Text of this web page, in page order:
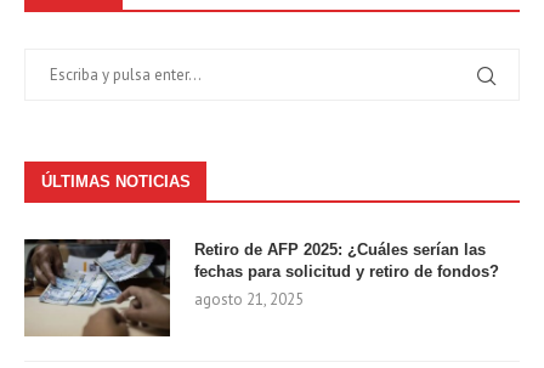
ÚLTIMAS NOTICIAS
Retiro de AFP 2025: ¿Cuáles serían las
fechas para solicitud y retiro de fondos?
agosto 21, 2025